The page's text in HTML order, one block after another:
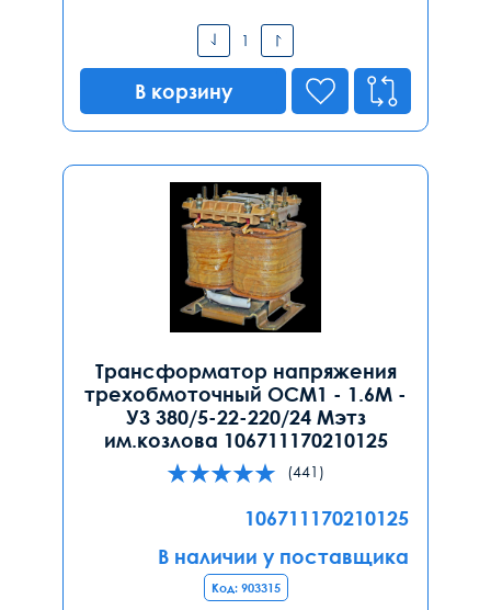
В корзину
Трансформатор напряжения
трехобмоточный ОСМ1 - 1.6М -
У3 380/5-22-220/24 Мэтз
им.козлова 106711170210125
(441)
106711170210125
В наличии у поставщика
Код: 903315